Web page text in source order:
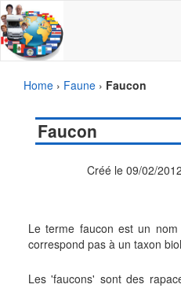
Home › Faune › Faucon
Faucon
Créé le 09/02/
Le terme faucon est un
correspond pas à un taxon
Les 'faucons' sont des